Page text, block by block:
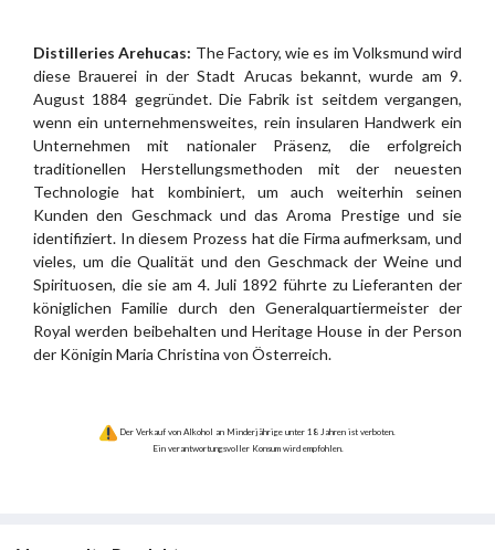
Distilleries Arehucas: The Factory, wie es im Volksmund wird
diese Brauerei in der Stadt Arucas bekannt, wurde am 9.
August 1884 gegründet. Die Fabrik ist seitdem vergangen,
wenn ein unternehmensweites, rein insularen Handwerk ein
Unternehmen mit nationaler Präsenz, die erfolgreich
traditionellen Herstellungsmethoden mit der neuesten
Technologie hat kombiniert, um auch weiterhin seinen
Kunden den Geschmack und das Aroma Prestige und sie
identifiziert. In diesem Prozess hat die Firma aufmerksam, und
vieles, um die Qualität und den Geschmack der Weine und
Spirituosen, die sie am 4. Juli 1892 führte zu Lieferanten der
königlichen Familie durch den Generalquartiermeister der
Royal werden beibehalten und Heritage House in der Person
der Königin Maria Christina von Österreich.
Der Verkauf von Alkohol an Minderjährige unter 18 Jahren ist verboten.
Ein verantwortungsvoller Konsum wird empfohlen.